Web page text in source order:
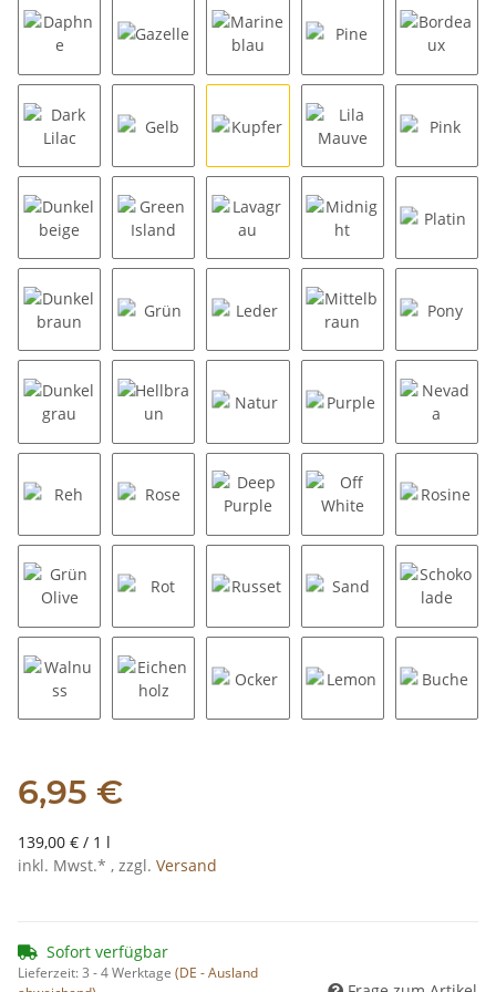
Daphne Gazelle Marineblau Pine
Dark Lilac Gelb Kupfer Lila Mauve Pink
DunkelbeigeGreen IslandLavagrau Midnight Platin
DunkelbraunGrün Leder Mittelbraun Pony
Dunkelgrau Hellbraun Natur Purple Nevada
Reh Rose Deep PurpleOff White Rosine
Grün Olive Rot Russet Sand
6,95 €
139,00 € / 1 l
inkl. Mwst.* , zzgl. Versand
Sofort verfügbar
Lieferzeit:3 - 4 Werktage (DE - Ausland